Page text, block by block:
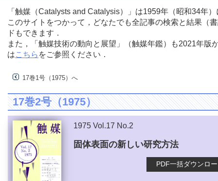
「触媒（Catalysts and Catalysis）」は1959年（昭和34年
このサイトをつかって，どなたでも全記事の検索と結果（
ドもできます．
また，「触媒技術の動向と展望」（触媒年鑑）も2021年
はこちら をご参照ください．
17巻1号（1975）へ
17巻2号（1975）
1975 Vol.17 No.2
固体表面の新しい研究方法
PDF一括ダウンロ